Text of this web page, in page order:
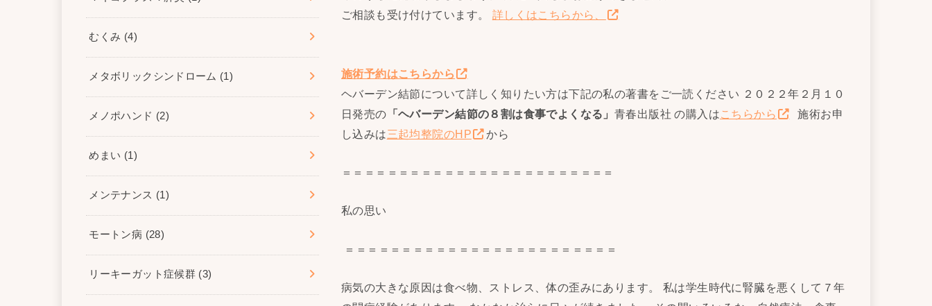
ご相談も受け付けています。 詳しくはこちらから、
施術予約はこちらから
ヘバーデン結節について詳しく知りたい方は下記の私の著書をご一読ください ２０２２年２月１０
日発売の 「ヘバーデン結節の８割は食事でよくなる」 青春出版社 の購入はこちらから
施術お申
し込みは三起均整院のHP から
＝＝＝＝＝＝＝＝＝＝＝＝＝＝＝＝＝＝＝＝＝＝＝＝
私の思い
＝＝＝＝＝＝＝＝＝＝＝＝＝＝＝＝＝＝＝＝＝＝＝＝
病気の大きな原因は食べ物、ストレス、体の歪みにあります。 私は学生時代に腎臓を悪くして７年
むくみ (4)
メタボリックシンドローム (1)
メノポハンド (2)
めまい (1)
メンテナンス (1)
モートン病 (28)
リーキーガット症候群 (3)